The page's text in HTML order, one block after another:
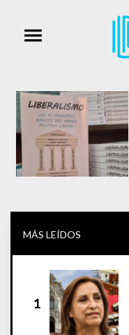
MÁS LEÍDOS
1